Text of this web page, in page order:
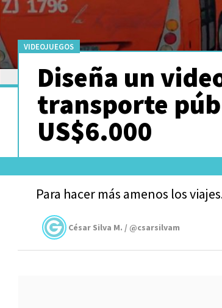
VIDEOJUEGOS
Diseña un
transporte
US$6.000
Para hacer más amenos los
César Silva M. / @csarsilvam